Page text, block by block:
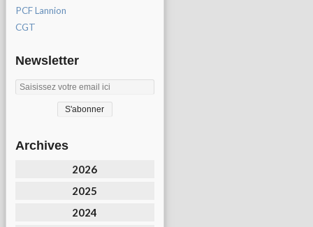
PCF Lannion
CGT
Newsletter
Archives
2026
2025
2024